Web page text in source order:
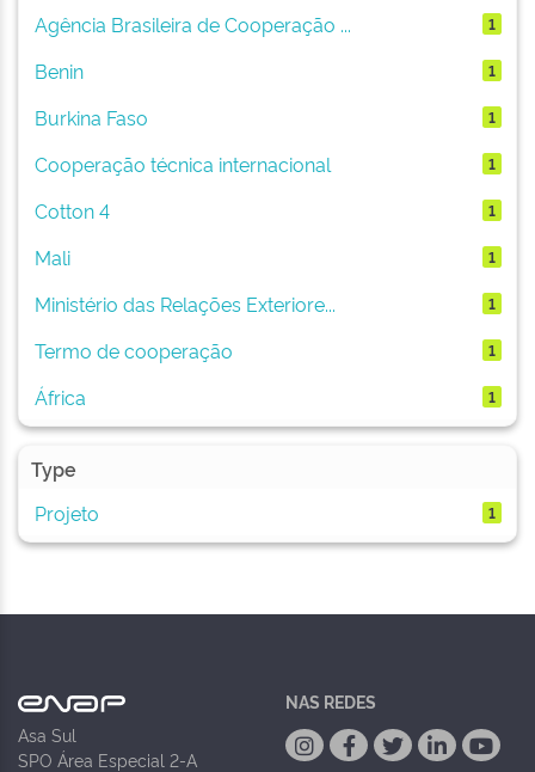
Agência Brasileira de Cooperação ...
1
Benin 1
Burkina Faso 1
Cooperação técnica internacional 1
Cotton 4 1
Mali 1
Ministério das Relações Exteriore... 1
Termo de cooperação 1
África 1
Type
Projeto
1
Asa Sul
SPO Área Especial 2-A
NAS REDES